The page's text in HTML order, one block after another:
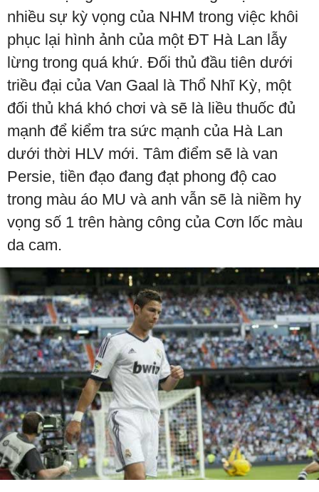
nhiều sự kỳ vọng của NHM trong việc khôi
phục lại hình ảnh của một ĐT Hà Lan lẫy
lừng trong quá khứ. Đối thủ đầu tiên dưới
triều đại của Van Gaal là Thổ Nhĩ Kỳ, một
đối thủ khá khó chơi và sẽ là liều thuốc đủ
mạnh để kiểm tra sức mạnh của Hà Lan
dưới thời HLV mới. Tâm điểm sẽ là van
Persie, tiền đạo đang đạt phong độ cao
trong màu áo MU và anh vẫn sẽ là niềm hy
vọng số 1 trên hàng công của Cơn lốc màu
da cam.